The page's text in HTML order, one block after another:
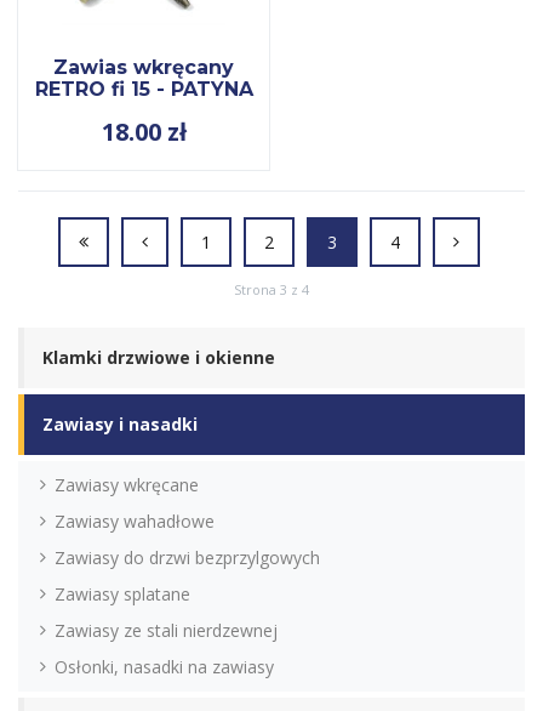
Zawias wkręcany
RETRO fi 15 - PATYNA
18.00 zł
1 2 3 4
Strona 3 z 4
Klamki drzwiowe i okienne
Zawiasy i nasadki
Zawiasy wkręcane
Zawiasy wahadłowe
Zawiasy do drzwi bezprzylgowych
Zawiasy splatane
Zawiasy ze stali nierdzewnej
Osłonki, nasadki na zawiasy